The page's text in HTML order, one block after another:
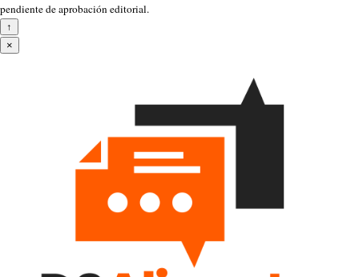
pendiente de aprobación editorial.
↑
×